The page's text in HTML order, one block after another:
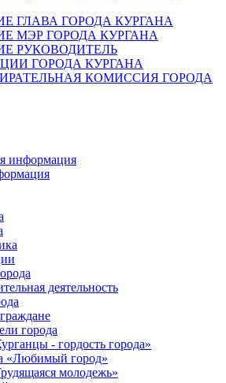
ГЛАВА ГОРОДА КУРГАНА
МЭР ГОРОДА КУРГАНА
РУКОВОДИТЕЛЬ
ГОРОДА КУРГАНА
КОМИССИЯ ГОРОДА
информация
деятельность
города
- гордость города»
«Любимый город»
молодежь»